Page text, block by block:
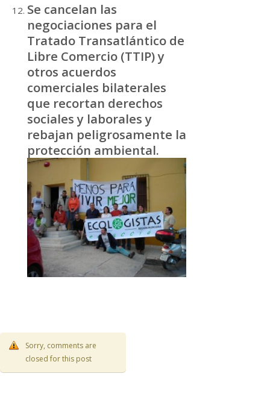
Se cancelan las
negociaciones para el
Tratado Transatlántico de
Libre Comercio (TTIP) y
otros acuerdos
comerciales bilaterales
que recortan derechos
sociales y laborales y
rebajan peligrosamente la
protección ambiental.
Sorry, comments are
closed for this post